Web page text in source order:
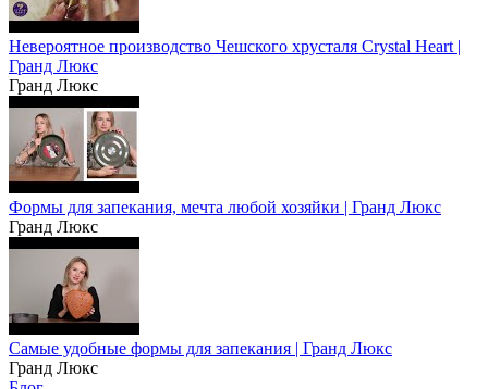
Невероятное производство Чешского хрусталя Crystal Heart |
Гранд Люкс
Гранд Люкс
Формы для запекания, мечта любой хозяйки | Гранд Люкс
Гранд Люкс
Самые удобные формы для запекания | Гранд Люкс
Гранд Люкс